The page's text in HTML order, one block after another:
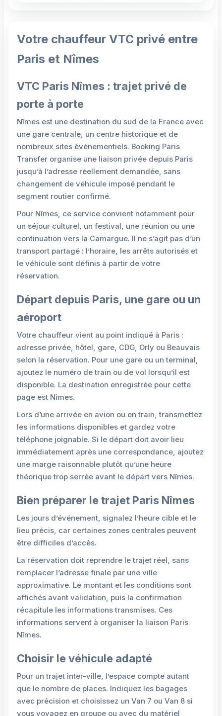
Votre chauffeur VTC privé entre
Paris et Nîmes
VTC Paris Nîmes : trajet privé de
porte à porte
Nîmes est une destination du sud de la France avec
une gare centrale, un centre historique et de
nombreux sites événementiels. Booking Paris
Transfer organise une liaison privée depuis Paris
jusqu’à l’adresse réellement demandée, sans
changement de véhicule imposé pendant le
segment routier confirmé.
Pour Nîmes, ce service convient notamment pour
un séjour culturel, un festival, une réunion ou une
continuation vers la Camargue. Il ne s’agit pas d’un
transport partagé : l’horaire, les arrêts autorisés et
le véhicule sont définis à partir de votre
réservation.
Départ depuis Paris, une gare ou un
aéroport
Votre chauffeur vient au point indiqué à Paris :
adresse privée, hôtel, gare, CDG, Orly ou Beauvais
selon la réservation. Pour une gare ou un terminal,
ajoutez le numéro de train ou de vol lorsqu’il est
disponible. La destination enregistrée pour cette
page est Nîmes.
Lors d’une arrivée en avion ou en train, transmettez
les informations disponibles et gardez votre
téléphone joignable. Si le départ doit avoir lieu
immédiatement après une correspondance, ajoutez
une marge raisonnable plutôt qu’une heure
théorique trop serrée avant le départ vers Nîmes.
Bien préparer le trajet Paris Nîmes
Les jours d’événement, signalez l’heure cible et le
lieu précis, car certaines zones centrales peuvent
être difficiles d’accès.
La réservation doit reprendre le trajet réel, sans
remplacer l’adresse finale par une ville
approximative. Le montant et les conditions sont
affichés avant validation, puis la confirmation
récapitule les informations transmises. Ces
informations servent à organiser la liaison Paris
Nîmes.
Choisir le véhicule adapté
Pour un trajet inter-ville, l’espace compte autant
que le nombre de places. Indiquez les bagages
avec précision et choisissez un Van 7 ou Van 8 si
vous voyagez en groupe ou avec du matériel